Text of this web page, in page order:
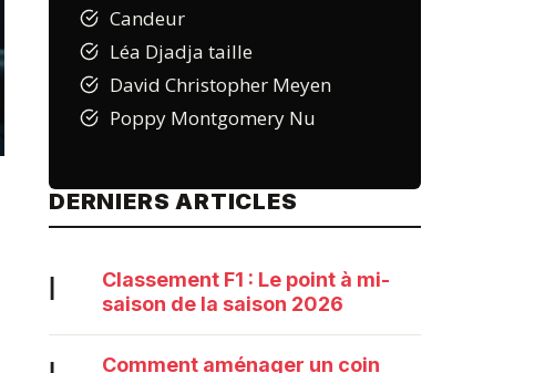
Candeur
Léa Djadja taille
David Christopher Meyen
Poppy Montgomery Nu
DERNIERS ARTICLES
|
Classement F1 : Le point à mi-
saison de la saison 2026
Comment aménager un coin